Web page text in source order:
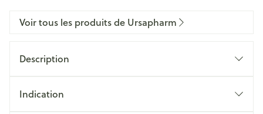
Voir tous les produits de Ursapharm
Description
Indication